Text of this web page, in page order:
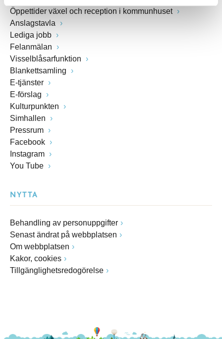
Öppettider växel och reception i kommunhuset
Anslagstavla
Lediga jobb
Felanmälan
Visselblåsarfunktion
Blankettsamling
E-tjänster
E-förslag
Kulturpunkten
Simhallen
Pressrum
Facebook
Instagram
You Tube
NYTTA
Behandling av personuppgifter
Senast ändrat på webbplatsen
Om webbplatsen
Kakor, cookies
Tillgänglighetsredogörelse